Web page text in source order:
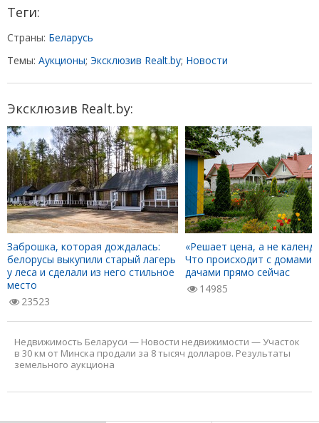
Теги:
Страны: Беларусь
Темы: Аукционы; Эксклюзив Realt.by; Новости
Эксклюзив Realt.by:
Заброшка, которая дождалась:
белорусы выкупили старый лагерь
у леса и сделали из него стильное
место
23523
«Решает цена, а не
Что происходит с домами
дачами прямо сейчас
14985
Недвижимость Беларуси — Новости недвижимости — Участок
в 30 км от Минска продали за 8 тысяч долларов. Результаты
земельного аукциона